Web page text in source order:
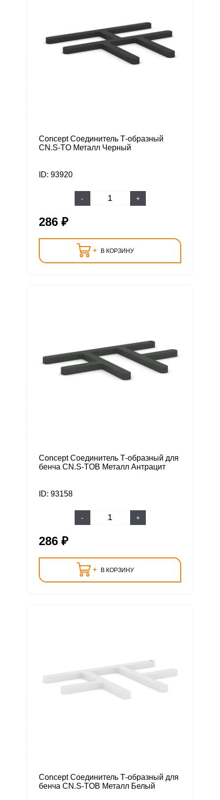
Concept Соединитель Т-образный
CN.S-TO Металл Черный
ID: 93920
- +
286 ₽
+ В КОРЗИНУ
Concept Соединитель Т-образный для
бенча CN.S-TOB Металл Антрацит
ID: 93158
- +
286 ₽
+ В КОРЗИНУ
Concept Соединитель Т-образный для
бенча CN.S-TOB Металл Белый